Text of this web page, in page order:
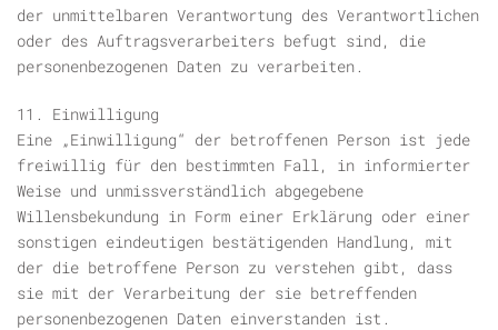
der unmittelbaren Verantwortung des Verantwortlichen
oder des Auftragsverarbeiters befugt sind, die
personenbezogenen Daten zu verarbeiten.
11. Einwilligung
Eine „Einwilligung“ der betroffenen Person ist jede
freiwillig für den bestimmten Fall, in informierter
Weise und unmissverständlich abgegebene
Willensbekundung in Form einer Erklärung oder einer
sonstigen eindeutigen bestätigenden Handlung, mit
der die betroffene Person zu verstehen gibt, dass
sie mit der Verarbeitung der sie betreffenden
personenbezogenen Daten einverstanden ist.